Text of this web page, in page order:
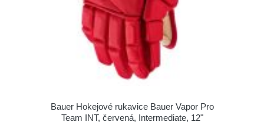
Bauer Hokejové rukavice Bauer Vapor Pro
Team INT, červená, Intermediate, 12"